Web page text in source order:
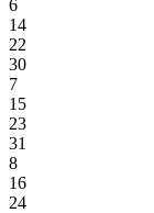
6
14
22
30
7
15
23
31
8
16
24